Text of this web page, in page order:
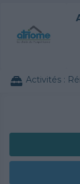
Activités : Rénovation